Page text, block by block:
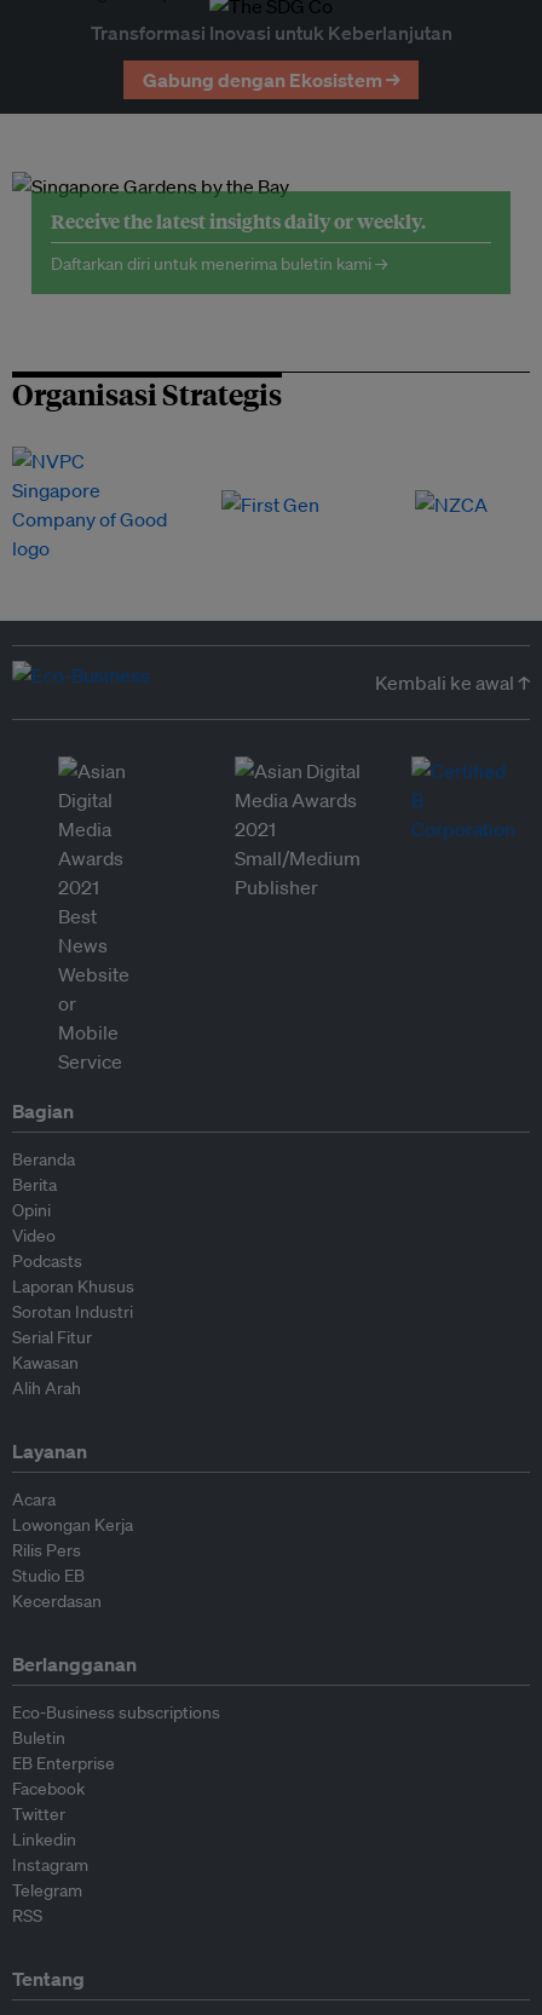
Transformasi Inovasi untuk Keberlanjutan
Gabung dengan Ekosistem →
Receive the latest insights daily or weekly.
Daftarkan diri untuk menerima buletin kami →
Organisasi Strategis
Kembali ke awal ↑
Bagian
Beranda
Berita
Opini
Video
Podcasts
Laporan Khusus
Sorotan Industri
Serial Fitur
Kawasan
Alih Arah
Layanan
Acara
Lowongan Kerja
Rilis Pers
Studio EB
Kecerdasan
Berlangganan
Eco-Business subscriptions
Buletin
EB Enterprise
Facebook
Twitter
Linkedin
Instagram
Telegram
RSS
Tentang